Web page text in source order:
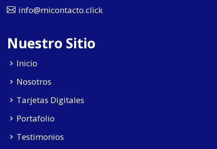
info@micontacto.click
Nuestro Sitio
Inicio
Nosotros
Tarjetas Digitales
Portafolio
Testimonios